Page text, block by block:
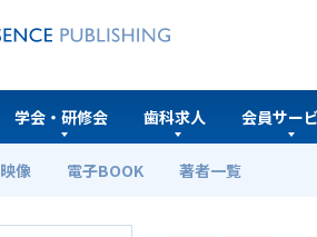
映像 電子BOOK 著者一覧
学会・研修会 歯科求人 会員サー
クイズ う蝕&歯周病の基礎知識100